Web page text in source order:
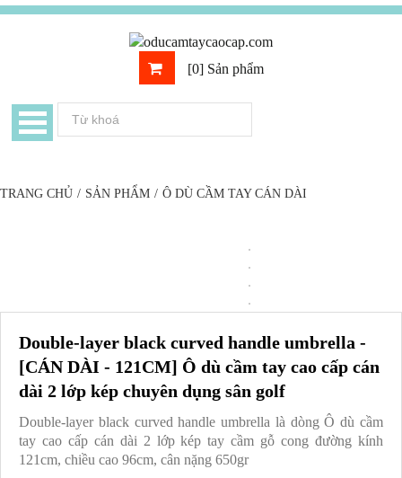
[0] Sản phẩm
TRANG CHỦ / SẢN PHẨM / Ô DÙ CẦM TAY CÁN DÀI
Double-layer black curved handle umbrella -
[CÁN DÀI - 121CM] Ô dù cầm tay cao cấp cán
dài 2 lớp kép chuyên dụng sân golf
Double-layer black curved handle umbrella là dòng Ô dù cầm
tay cao cấp cán dài 2 lớp kép tay cầm gỗ cong đường kính
121cm, chiều cao 96cm, cân nặng 650gr